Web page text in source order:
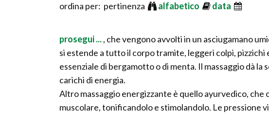
ordina per: pertinenza alfabetico data
prosegui ..., che vengono avvolti in un asciugamano
si estende a tutto il corpo tramite, leggeri colpi,
essenziale di bergamotto o di menta. Il massaggio dà la
carichi di energia.
Altro massaggio energizzante è quello ayurvedico,
muscolare, tonificandolo e stimolandolo. Le pressione